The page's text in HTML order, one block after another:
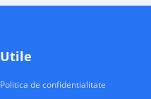
Utile
Politica de confidentialitate